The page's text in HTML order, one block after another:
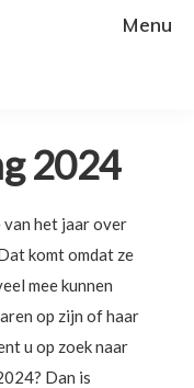
Menu
2024
2024
van het jaar over
komt omdat ze
mee kunnen
op zijn of haar
u op zoek naar
Dan is